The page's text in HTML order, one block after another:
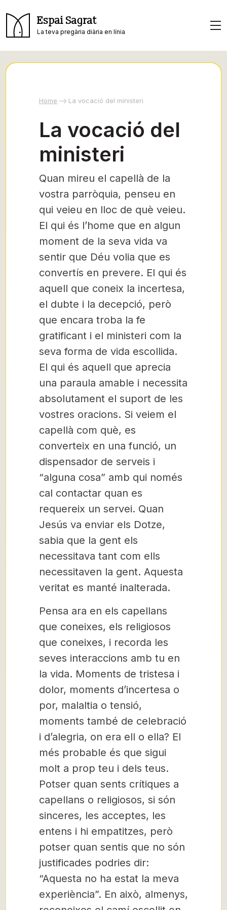
Espai Sagrat
La teva pregària diària en línia
Home La vocació del ministeri
La vocació del
ministeri
Quan mireu el capellà de la
vostra parròquia, penseu en
qui veieu en lloc de què veieu.
El qui és l’home que en algun
moment de la seva vida va
sentir que Déu volia que es
convertís en prevere. El qui és
aquell que coneix la incertesa,
el dubte i la decepció, però
que encara troba la fe
gratificant i el ministeri com la
seva forma de vida escollida.
El qui és aquell que aprecia
una paraula amable i necessita
absolutament el suport de les
vostres oracions. Si veiem el
capellà com què, es
converteix en una funció, un
dispensador de serveis i
“alguna cosa” amb qui només
cal contactar quan es
requereix un servei. Quan
Jesús va enviar els Dotze,
sabia que la gent els
necessitava tant com ells
necessitaven la gent. Aquesta
veritat es manté inalterada.
Pensa ara en els capellans
que coneixes, els religiosos
que coneixes, i recorda les
seves interaccions amb tu en
la vida. Moments de tristesa i
dolor, moments d’incertesa o
por, malaltia o tensió,
moments també de celebració
i d’alegria, on era ell o ella? El
més probable és que sigui
molt a prop teu i dels teus.
Potser quan sents crítiques a
capellans o religiosos, si són
sinceres, les acceptes, les
entens i hi empatitzes, però
potser quan sentis que no són
justificades podries dir:
“Aquesta no ha estat la meva
experiència”. En això, almenys,